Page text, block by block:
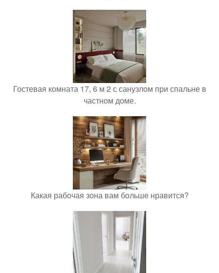
Гостевая комната 17, 6 м 2 с санузлом при спальне в
частном доме.
Какая рабочая зона вам больше нравится?